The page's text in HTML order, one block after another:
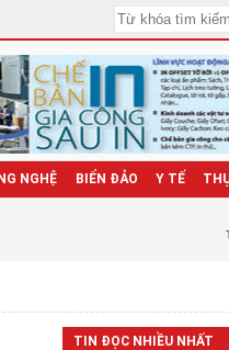
NGHỆ BIỂN ĐẢO Y TẾ
TIN ĐỌC NHIỀU NHẤT